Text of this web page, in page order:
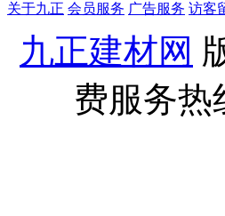
关于九正 会员服务 广告服务 访客
九正建材网
费服务热